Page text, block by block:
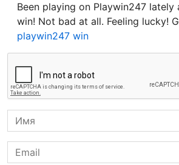
Been playing on Playwin247
win! Not bad at all. Feeling lucky!
playwin247 win